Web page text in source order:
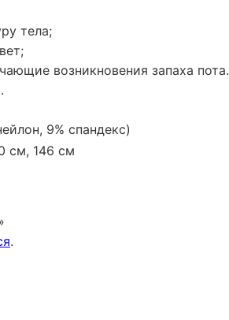
тела;
возникновения запаха пота.
9% спандекс)
см, 146 см
.